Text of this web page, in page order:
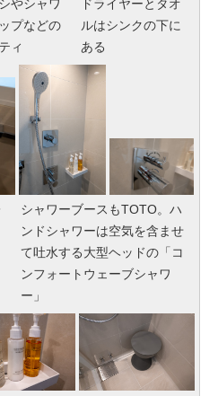
やシャワ
プなどの
ィ
ドライヤーとタオ
ルはシンクの下に
ある
シャワーブースもTOTO。ハ
ンドシャワーは空気を含ませ
て吐水する大型ヘッドの「コ
ンフォートウェーブシャワ
ー」